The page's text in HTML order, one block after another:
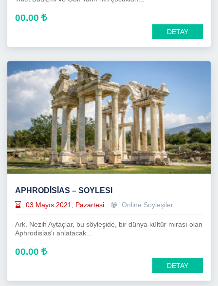
00.00
DETAY
APHRODİSİAS – SOYLESI
03 Mayıs 2021, Pazartesi Online Söyleşiler
Ark. Nezih Aytaçlar, bu söyleşide, bir dünya kültür mirası olan
Aphrodisias'ı anlatacak...
00.00
DETAY